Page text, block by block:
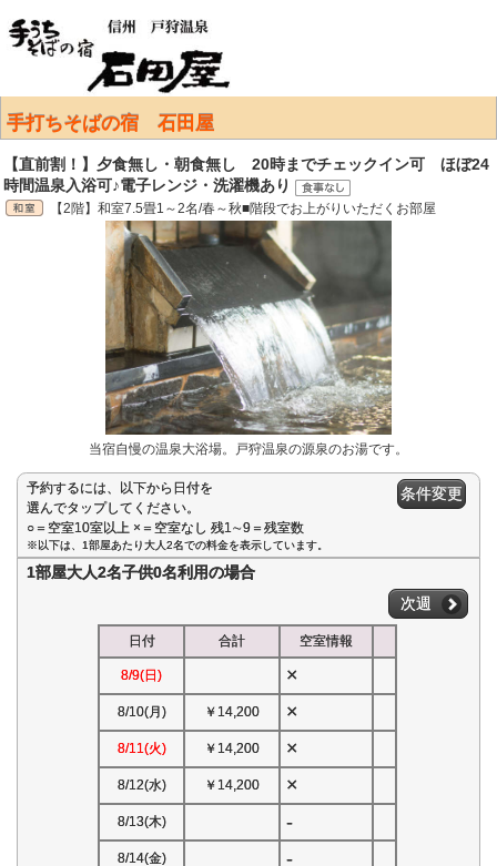
手打ちそばの宿 石田屋
【直前割！】夕食無し・朝食無し 20時までチェックイン可 ほぼ24
時間温泉入浴可♪電子レンジ・洗濯機あり
【2階】和室7.5畳1～2名/春～秋■階段でお上がりいただくお部屋
当宿自慢の温泉大浴場。戸狩温泉の源泉のお湯です。
予約するには、以下から日付を
選んでタップしてください。
○＝空室10室以上 ×＝空室なし 残1∼9＝残室数
条件変更
※以下は、1部屋あたり大人2名での料金を表示しています。
1部屋大人2名子供0名利用の場合
次週
日付 合計 空室情報
8/9(日) ×
8/10(月) ￥14,200 ×
8/11(火) ￥14,200 ×
8/12(水) ￥14,200 ×
8/13(木) -
8/14(金) -